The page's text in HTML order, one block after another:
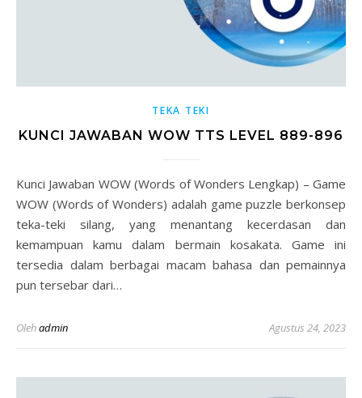
TEKA TEKI
KUNCI JAWABAN WOW TTS LEVEL 889-896
Kunci Jawaban WOW (Words of Wonders Lengkap) – Game
WOW (Words of Wonders) adalah game puzzle berkonsep
teka-teki silang, yang menantang kecerdasan dan
kemampuan kamu dalam bermain kosakata. Game ini
tersedia dalam berbagai macam bahasa dan pemainnya
pun tersebar dari…
Olehadmin Agustus 24, 2023